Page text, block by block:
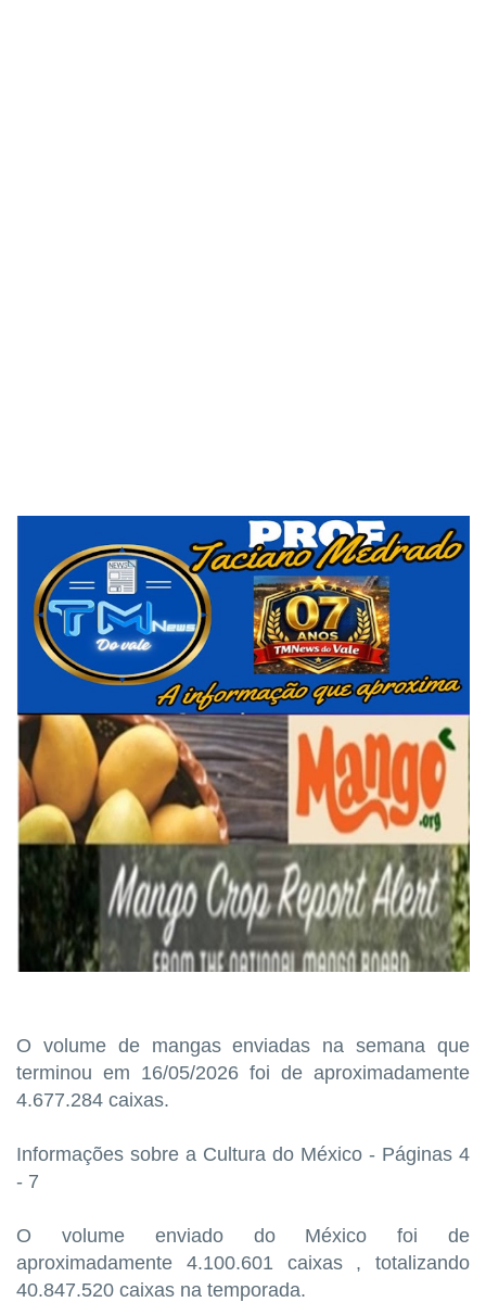
O volume de mangas enviadas na semana que
terminou em 16/05/2026 foi de aproximadamente
4.677.284 caixas.
Informações sobre a Cultura do México - Páginas 4
- 7
O volume enviado do México foi de
aproximadamente 4.100.601 caixas , totalizando
40.847.520 caixas na temporada.